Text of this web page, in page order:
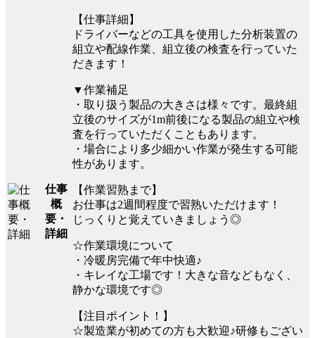
仕事
概
要・
詳細
【仕事詳細】
ドライバーなどの工具を使用した分析装置の
組立や配線作業、組立後の検査を行っていた
だきます！
▼作業補足
・取り扱う製品の大きさは様々です。最終組
立後のサイズが1m前後になる製品の組立や検
査を行っていただくこともあります。
・場合により多少細かい作業が発生する可能
性があります。
【作業習熟まで】
お仕事は2週間程度で習熟いただけます！
じっくりと覚えていきましょう◎
☆作業環境について
・冷暖房完備で年中快適♪
・キレイな工場です！大きな音などもなく、
静かな環境です◎
【注目ポイント！】
☆製造業が初めての方も大歓迎♪研修もござい